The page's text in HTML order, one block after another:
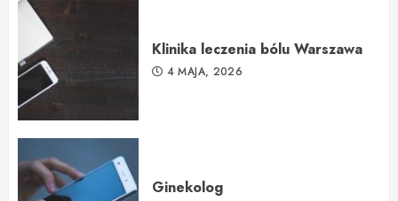
Klinika leczenia bólu Warszawa
4 MAJA, 2026
Ginekolog